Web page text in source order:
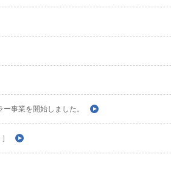
事業を開始しました。